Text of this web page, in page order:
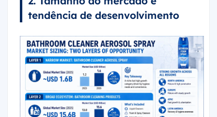
tendência de desenvolvimento